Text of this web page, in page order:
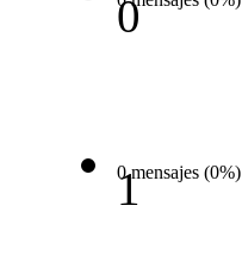
0
0 mensajes (0%)
1